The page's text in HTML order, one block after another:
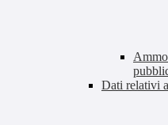
Dati relativi